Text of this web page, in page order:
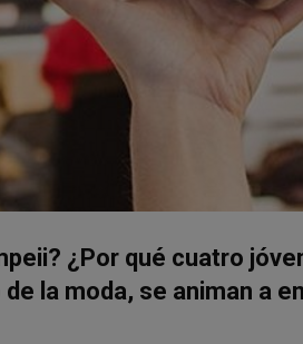
¿Por qué cuatro
la moda, se animan a